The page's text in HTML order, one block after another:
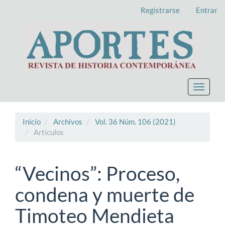
principal
Barra
lateral
Registrarse Entrar
Toggle
Inicio Archivos
Vol. 36 Núm. 106 (2021)
Artículos
“Vecinos”: Proceso,
condena y muerte de
Timoteo Mendieta